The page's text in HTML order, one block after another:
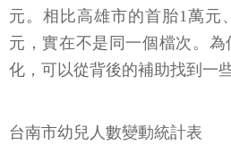
元。相比高雄市的首胎1萬元
元，實在不是同一個檔次。
化，可以從背後的補助找到一
台南市幼兒人數變動統計表